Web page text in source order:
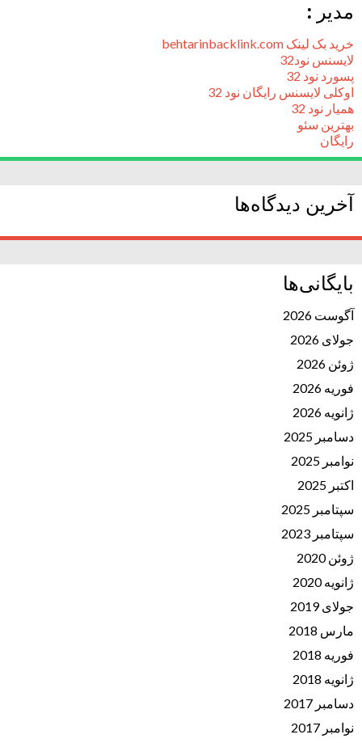
مدیر :
خرید بک لینک behtarinbacklink.com
لایسنس نود32
پسورد نود 32
اوکلی لایسنس رایگان نود 32
همیار نود 32
بهترین سئو
رایگان
آخرین دیدگاه‌ها
بایگانی‌ها
آگوست 2026
جولای 2026
ژوئن 2026
فوریه 2026
ژانویه 2026
دسامبر 2025
نوامبر 2025
اکتبر 2025
سپتامبر 2025
سپتامبر 2023
ژوئن 2020
ژانویه 2020
جولای 2019
مارس 2018
فوریه 2018
ژانویه 2018
دسامبر 2017
نوامبر 2017